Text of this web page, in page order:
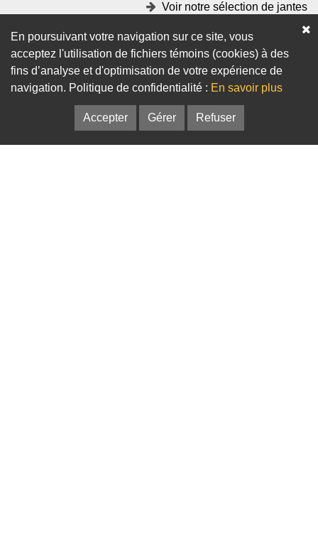
Voir notre sélection de jantes
Accessoires
Adaptateurs Bagues de centrage
En poursuivant votre navigation sur ce site, vous
acceptez l'utilisation de fichiers témoins (cookies) à des
fins d’analyse et d'optimisation de votre expérience de
navigation. Politique de confidentialité : En savoir plus
Accepter Gérer Refuser